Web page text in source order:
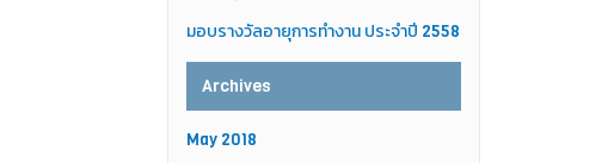
มอบรางวัลอายุการทำงาน ประจำปี 2558
Archives
May 2018